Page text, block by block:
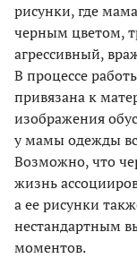
рисунки, где
черным цветом,
агрессивный,
В процессе
привязана к
изображения
у мамы одежды
Возможно, что
жизнь
а ее рисунки
нестандартным
моментов.